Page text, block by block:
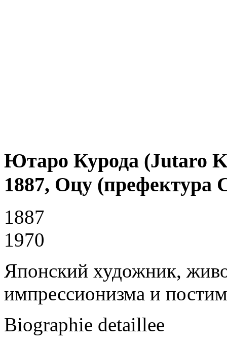
Ютаро Курода (Jutaro
1887, Оцу
1887
1970
Японский художник,
импрессионизма и
Biographie detaillee